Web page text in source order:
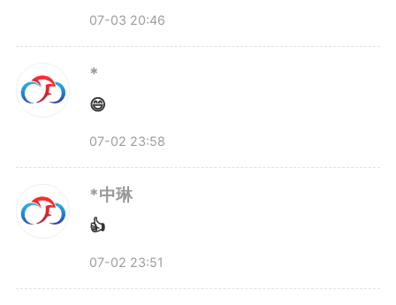
知，量子计算是新一轮科技革命
的“制高点”，国际竞争激烈，国内
尚处追赶阶段，产业化道路布满荆
棘。但在贺冉看来，越是难走的
路，越需要有人率先迈出脚步。
07-03 20:46
*
😄
07-02 23:58
*中琳
👍
07-02 23:51